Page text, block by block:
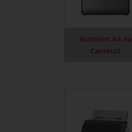
scanners A4 no
Cambuci